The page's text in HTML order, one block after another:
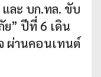
ละ บก.ทล. ขับ
ย” ปีที่ 6 เดิน
ผ่านคอนเทนต์